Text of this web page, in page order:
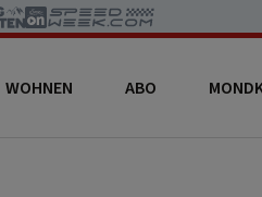
WOHNEN ABO